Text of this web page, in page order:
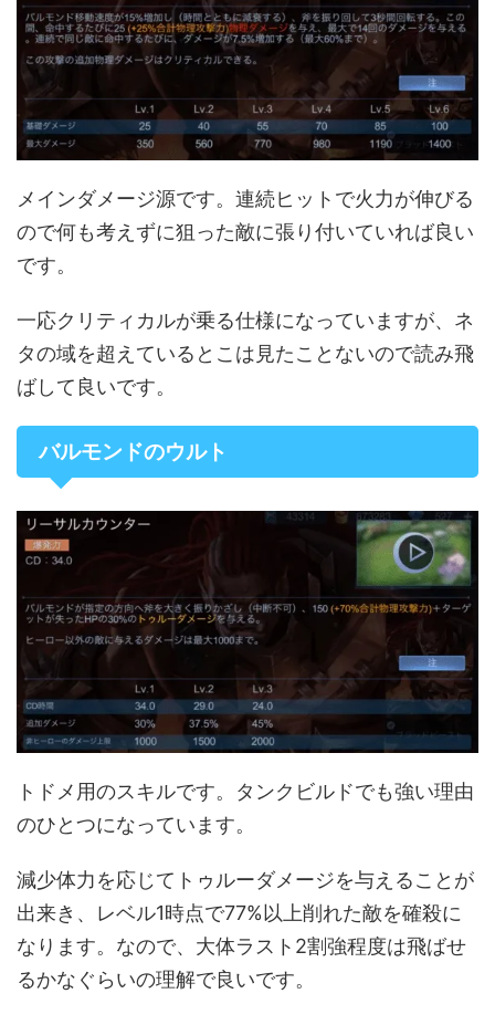
メインダメージ源です。連続ヒットで火力が伸びる
ので何も考えずに狙った敵に張り付いていれば良い
です。
一応クリティカルが乗る仕様になっていますが、ネ
タの域を超えているとこは見たことないので読み飛
ばして良いです。
バルモンドのウルト
トドメ用のスキルです。タンクビルドでも強い理由
のひとつになっています。
減少体力を応じてトゥルーダメージを与えることが
出来き、レベル1時点で77%以上削れた敵を確殺に
なります。なので、大体ラスト2割強程度は飛ばせ
るかなぐらいの理解で良いです。